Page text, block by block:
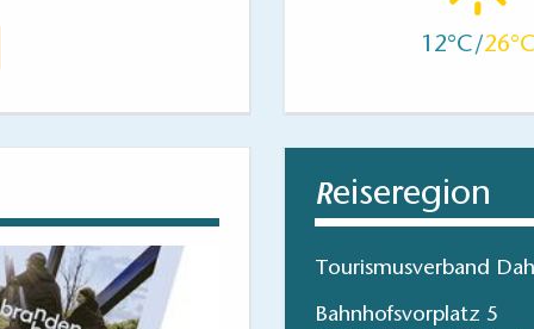
12 26
Reiseregion
Tourismusverband
Bahnhofsvorplatz 5